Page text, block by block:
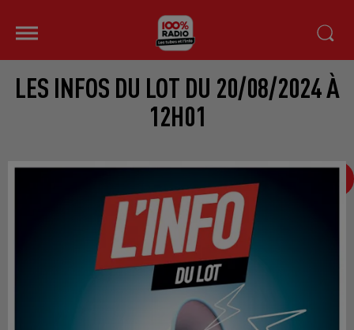
LES INFOS DU LOT DU 20/08/2024 À
12H01